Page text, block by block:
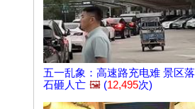
五一乱象：高速路充电难 景区落
石砸人亡 🖼️ (12,495次)